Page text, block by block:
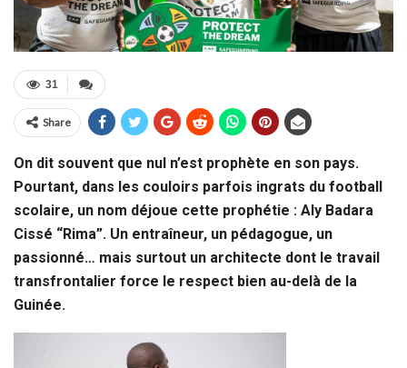
31
Share
On dit souvent que nul n’est prophète en son pays.
Pourtant, dans les couloirs parfois ingrats du football
scolaire, un nom déjoue cette prophétie : Aly Badara
Cissé “Rima”. Un entraîneur, un pédagogue, un
passionné… mais surtout un architecte dont le travail
transfrontalier force le respect bien au-delà de la
Guinée.